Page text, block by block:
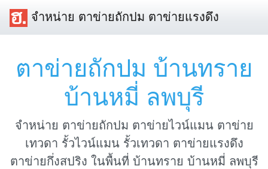
จำหน่าย ตาข่ายถักปม ตาข่ายแรงดึง
ตาข่ายถักปม บ้านทราย
บ้านหมี่ ลพบุรี
จำหน่าย ตาข่ายถักปม ตาข่ายไวน์แมน ตาข่าย
เทวดา รั้วไวน์แมน รั้วเทวดา ตาข่ายแรงดึง
ตาข่ายกึ่งสปริง ในพื้นที่ บ้านทราย บ้านหมี่ ลพบุรี